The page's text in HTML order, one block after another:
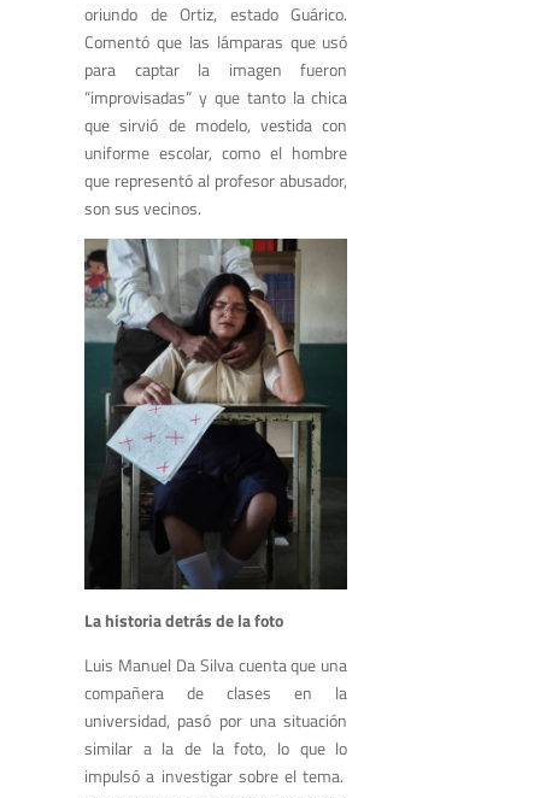
oriundo de Ortiz, estado Guárico.
Comentó que las lámparas que usó
para captar la imagen fueron
“improvisadas” y que tanto la chica
que sirvió de modelo, vestida con
uniforme escolar, como el hombre
que representó al profesor abusador,
son sus vecinos.
La historia detrás de la foto
Luis Manuel Da Silva cuenta que una
compañera de clases en la
universidad, pasó por una situación
similar a la de la foto, lo que lo
impulsó a investigar sobre el tema.